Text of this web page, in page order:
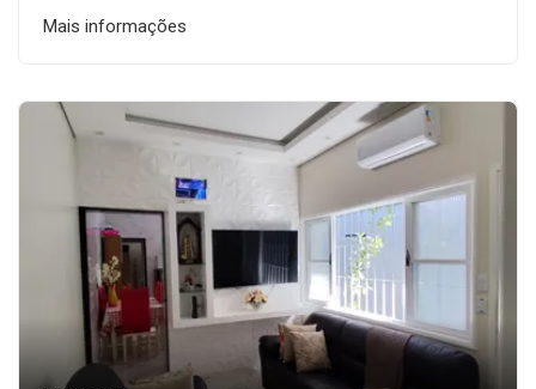
Mais informações